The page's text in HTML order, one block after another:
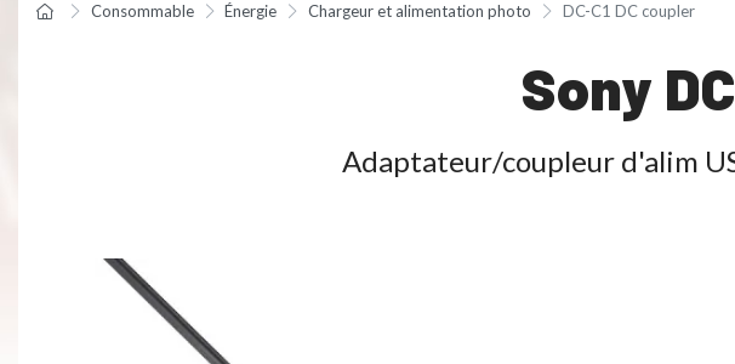
Consommable Énergie Chargeur et alimentation photo DC-C1 DC coupler
Sony
Adaptateur/coupleur d'alim